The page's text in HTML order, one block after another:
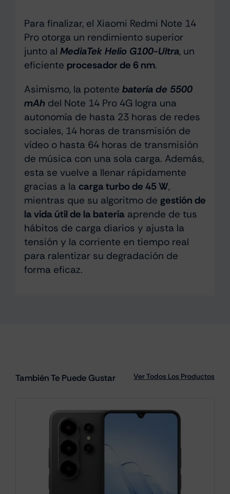
Para finalizar, el Xiaomi Redmi Note 14
Pro otorga un rendimiento superior
junto al MediaTek Helio G100-Ultra, un
eficiente procesador de 6 nm.
Asimismo, la potente batería de 5500
mAhdel Note 14 Pro 4G logra una
autonomía de hasta 23 horas de redes
sociales, 14 horas de transmisión de
vídeo o hasta 64 horas de transmisión
de música con una sola carga. Además,
esta se vuelve a llenar rápidamente
gracias a la carga turbo de 45 W,
mientras que su algoritmo de gestión de
la vida útil de la batería aprende de tus
hábitos de carga diarios y ajusta la
tensión y la corriente en tiempo real
para ralentizar su degradación de
forma eficaz.
También Te Puede Gustar Ver Todos Los Productos